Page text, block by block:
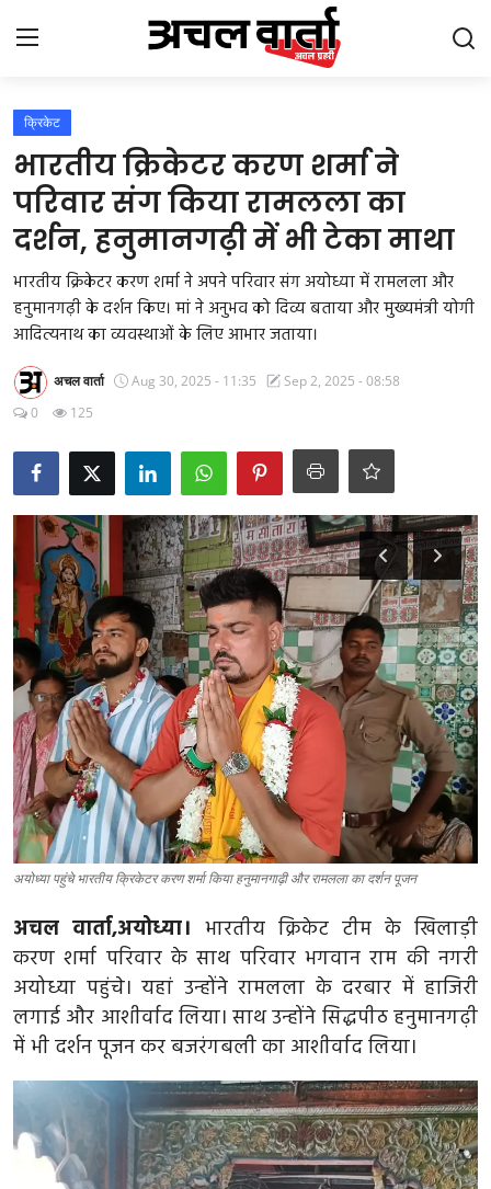
Home
Gallery
उत्तराखंड
बिहार
झारखंड
छत्तीसगढ़
दिल्ली
राजस्थान
हरियाणा
पंजाब
देश
विदेश
बिजनेस
धर्म
खेल
Videos
अपना राज्य - अपना शहर
जॉब - कैरियर
क्रिकेट
भारतीय क्रिकेटर करण शर्मा ने
परिवार संग किया रामलला का
दर्शन, हनुमानगढ़ी में भी टेका माथा
भारतीय क्रिकेटर करण शर्मा ने अपने परिवार संग अयोध्या में रामलला और
हनुमानगढ़ी के दर्शन किए। मां ने अनुभव को दिव्य बताया और मुख्यमंत्री योगी
आदित्यनाथ का व्यवस्थाओं के लिए आभार जताया।
अचल वार्ता Aug 30, 2025 - 11:35
Sep 2, 2025 - 08:58
0
125
अयोध्या पहुंचे भारतीय क्रिकेटर करण शर्मा किया हनुमानगाढ़ी और रामलला का दर्शन पूजन
अचल वार्ता,अयोध्या। भारतीय क्रिकेट टीम के खिलाड़ी
करण शर्मा परिवार के साथ परिवार भगवान राम की नगरी
अयोध्या पहुंचे। यहां उन्होंने रामलला के दरबार में हाजिरी
लगाई और आशीर्वाद लिया। साथ उन्होंने सिद्धपीठ हनुमानगढ़ी
में भी दर्शन पूजन कर बजरंगबली का आशीर्वाद लिया।